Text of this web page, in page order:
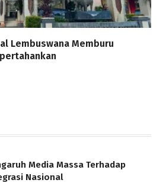
Lembuswana Memburu
Media Massa Terhadap
Nasional